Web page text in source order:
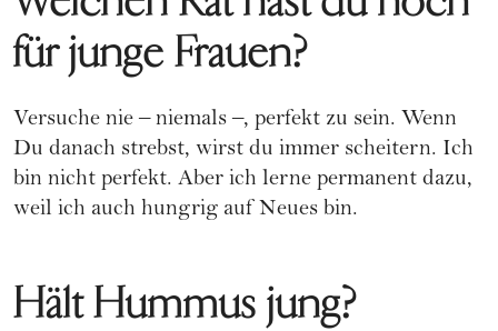
für junge Frauen?
Versuche nie – niemals –, perfekt zu sein. Wenn
Du danach strebst, wirst du immer scheitern. Ich
bin nicht perfekt. Aber ich lerne permanent dazu,
weil ich auch hungrig auf Neues bin.
Hält Hummus jung?